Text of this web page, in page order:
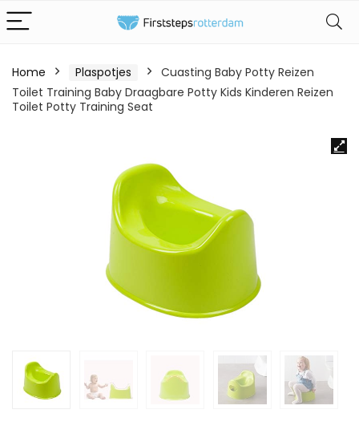
Home Plaspotjes
Cuasting Baby Potty Reizen
Toilet Training Baby Draagbare Potty Kids Kinderen Reizen
Toilet Potty Training Seat